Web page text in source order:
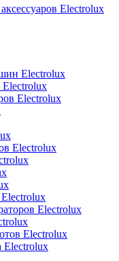
Electrolux
Electrolux
Electrolux
Electrolux
Electrolux
Electrolux
Electrolux